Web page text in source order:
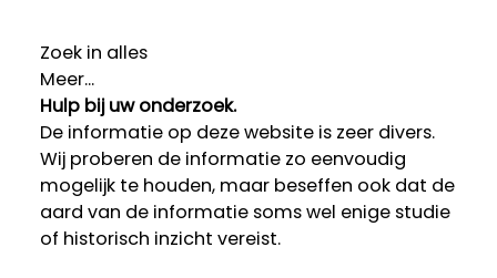
Zoek in alles
Meer...
Hulp bij uw onderzoek.
De informatie op deze website is zeer divers.
Wij proberen de informatie zo eenvoudig
mogelijk te houden, maar beseffen ook dat de
aard van de informatie soms wel enige studie
of historisch inzicht vereist.